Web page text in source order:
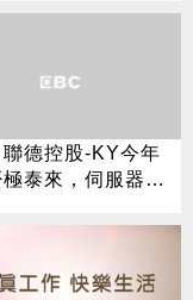
德控股-KY今年
泰來，伺服器佔
，低軌衛星逾倍